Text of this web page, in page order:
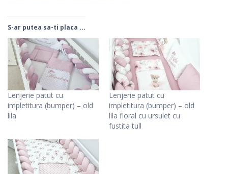
S-ar putea sa-ti placa ...
Lenjerie patut cu
impletitura (bumper) – old
lila
Lenjerie patut cu
impletitura (bumper) – old
lila floral cu ursulet cu
fustita tull